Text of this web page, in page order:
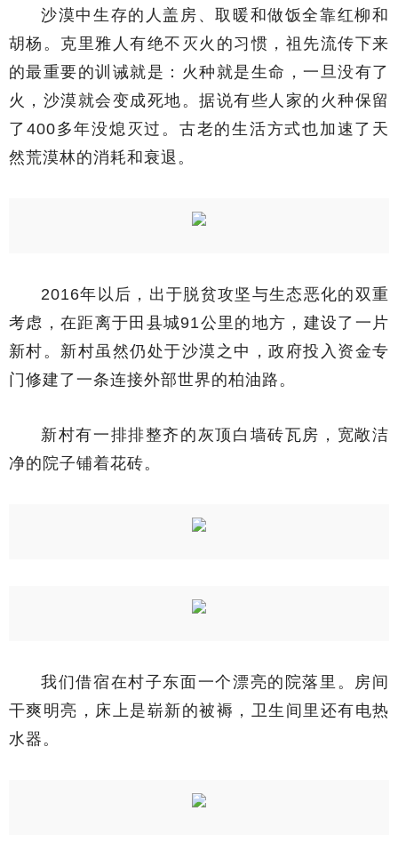
沙漠中生存的人盖房、取暖和做饭全靠红柳和
胡杨。克里雅人有绝不灭火的习惯，祖先流传下来
的最重要的训诫就是：火种就是生命，一旦没有了
火，沙漠就会变成死地。据说有些人家的火种保留
了400多年没熄灭过。古老的生活方式也加速了天
然荒漠林的消耗和衰退。
2016年以后，出于脱贫攻坚与生态恶化的双重
考虑，在距离于田县城91公里的地方，建设了一片
新村。新村虽然仍处于沙漠之中，政府投入资金专
门修建了一条连接外部世界的柏油路。
新村有一排排整齐的灰顶白墙砖瓦房，宽敞洁
净的院子铺着花砖。
我们借宿在村子东面一个漂亮的院落里。房间
干爽明亮，床上是崭新的被褥，卫生间里还有电热
水器。